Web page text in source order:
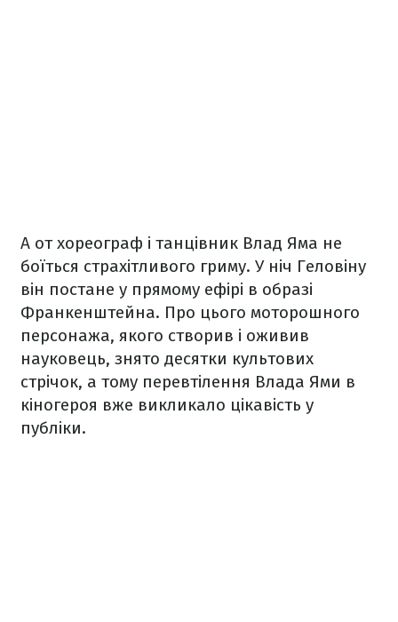
А от хореограф і танцівник Влад Яма не
боїться страхітливого гриму. У ніч Геловіну
він постане у прямому ефірі в образі
Франкенштейна. Про цього моторошного
персонажа, якого створив і оживив
науковець, знято десятки культових
стрічок, а тому перевтілення Влада Ями в
кіногероя вже викликало цікавість у
публіки.